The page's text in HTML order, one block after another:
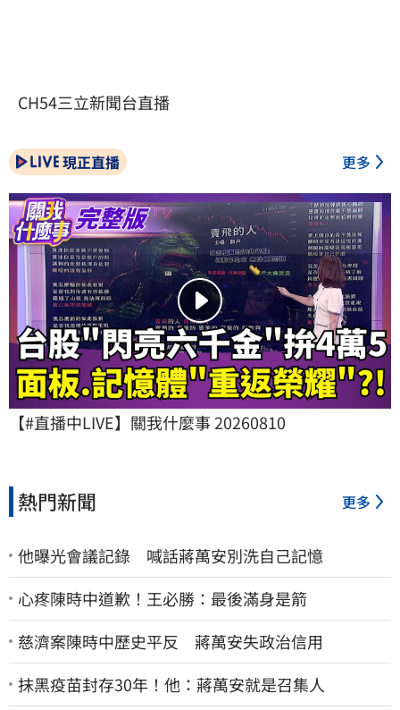
CH54三立新聞台直播
現正直播 更多
【#直播中LIVE】關我什麼事 20260810
熱門新聞 更多
他曝光會議記錄 喊話蔣萬安別洗自己記憶
心疼陳時中道歉！王必勝：最後滿身是箭
慈濟案陳時中歷史平反 蔣萬安失政治信用
抹黑疫苗封存30年！他：蔣萬安就是召集人